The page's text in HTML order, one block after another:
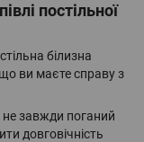
постільної
білизна
ви маєте справу з
не завжди поганий
довговічність